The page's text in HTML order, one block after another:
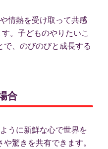
情熱を受け取って共感
。子どものやりたいこ
で、のびのびと成長する
合
うに新鮮な心で世界を
驚きを共有できます。